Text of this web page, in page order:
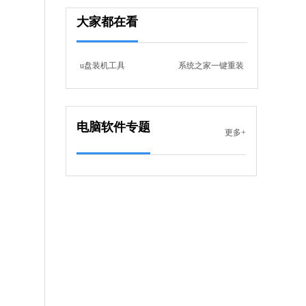
下载
软件语言：简体中文
下载
大家都在看
u盘装机工具 系统之家一键重装
电脑软件专题 更多+